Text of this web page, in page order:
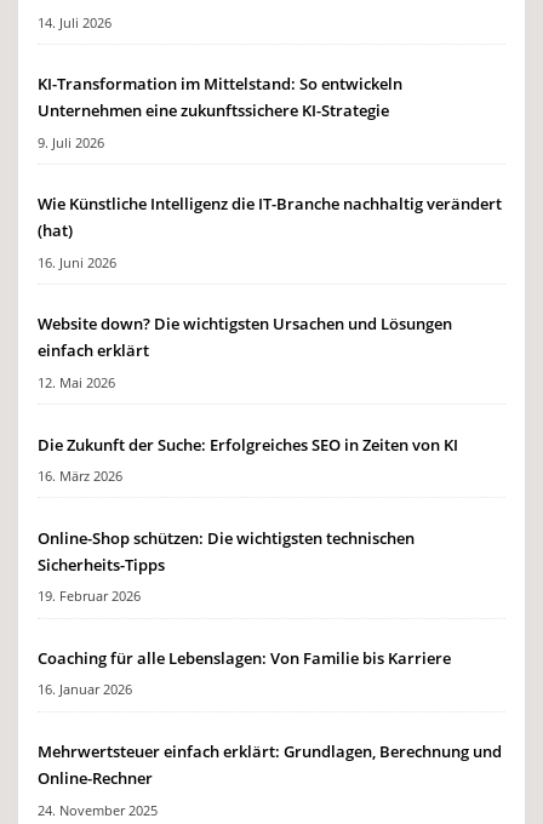
14. Juli 2026
KI-Transformation im Mittelstand: So entwickeln
Unternehmen eine zukunftssichere KI-Strategie
9. Juli 2026
Wie Künstliche Intelligenz die IT-Branche nachhaltig verändert
(hat)
16. Juni 2026
Website down? Die wichtigsten Ursachen und Lösungen
einfach erklärt
12. Mai 2026
Die Zukunft der Suche: Erfolgreiches SEO in Zeiten von KI
16. März 2026
Online-Shop schützen: Die wichtigsten technischen
Sicherheits-Tipps
19. Februar 2026
Coaching für alle Lebenslagen: Von Familie bis Karriere
16. Januar 2026
Mehrwertsteuer einfach erklärt: Grundlagen, Berechnung und
Online-Rechner
24. November 2025